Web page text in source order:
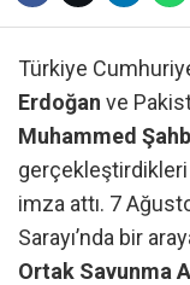
Türkiye
Erdoğan ve
Muhammed
imza attı. 7
Sarayı’nda bir
Ortak Savunma